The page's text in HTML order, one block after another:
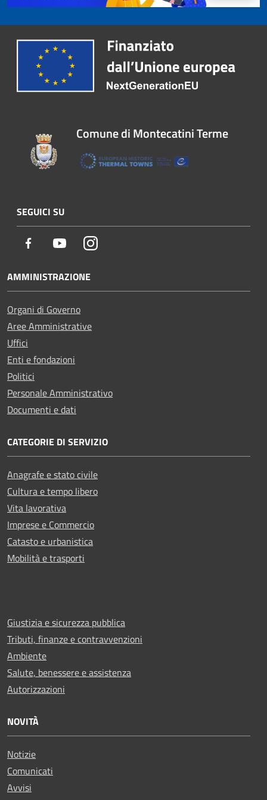
Comune di Montecatini Terme
SEGUICI SU
Facebook YoutubeInstagram
AMMINISTRAZIONE
Organi di Governo
Aree Amministrative
Uffici
Enti e fondazioni
Politici
Personale Amministrativo
Documenti e dati
CATEGORIE DI SERVIZIO
Anagrafe e stato civile
Cultura e tempo libero
Vita lavorativa
Imprese e Commercio
Catasto e urbanistica
Mobilità e trasporti
Giustizia e sicurezza pubblica
Tributi, finanze e contravvenzioni
Ambiente
Salute, benessere e assistenza
Autorizzazioni
NOVITÀ
Notizie
Comunicati
Avvisi